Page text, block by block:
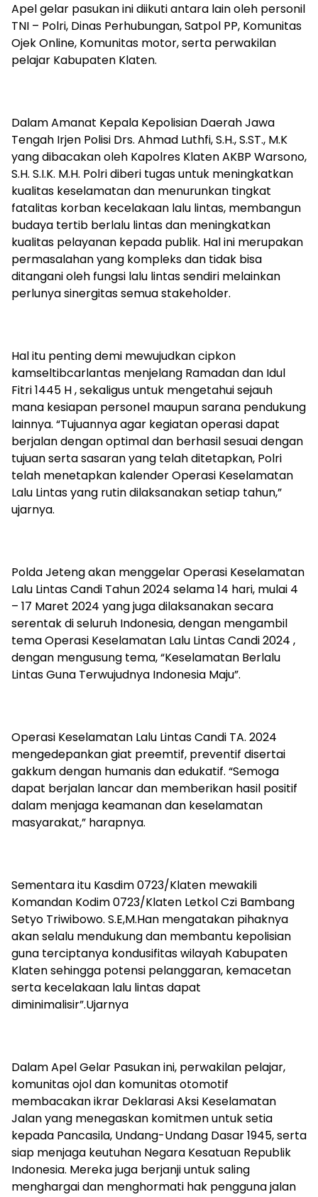
Apel gelar pasukan ini diikuti antara lain oleh personil
TNI – Polri, Dinas Perhubungan, Satpol PP, Komunitas
Ojek Online, Komunitas motor, serta perwakilan
pelajar Kabupaten Klaten.
Dalam Amanat Kepala Kepolisian Daerah Jawa
Tengah Irjen Polisi Drs. Ahmad Luthfi, S.H., S.ST., M.K
yang dibacakan oleh Kapolres Klaten AKBP Warsono,
S.H. S.I.K. M.H. Polri diberi tugas untuk meningkatkan
kualitas keselamatan dan menurunkan tingkat
fatalitas korban kecelakaan lalu lintas, membangun
budaya tertib berlalu lintas dan meningkatkan
kualitas pelayanan kepada publik. Hal ini merupakan
permasalahan yang kompleks dan tidak bisa
ditangani oleh fungsi lalu lintas sendiri melainkan
perlunya sinergitas semua stakeholder.
Hal itu penting demi mewujudkan cipkon
kamseltibcarlantas menjelang Ramadan dan Idul
Fitri 1445 H , sekaligus untuk mengetahui sejauh
mana kesiapan personel maupun sarana pendukung
lainnya. “Tujuannya agar kegiatan operasi dapat
berjalan dengan optimal dan berhasil sesuai dengan
tujuan serta sasaran yang telah ditetapkan, Polri
telah menetapkan kalender Operasi Keselamatan
Lalu Lintas yang rutin dilaksanakan setiap tahun,”
ujarnya.
Polda Jeteng akan menggelar Operasi Keselamatan
Lalu Lintas Candi Tahun 2024 selama 14 hari, mulai 4
– 17 Maret 2024 yang juga dilaksanakan secara
serentak di seluruh Indonesia, dengan mengambil
tema Operasi Keselamatan Lalu Lintas Candi 2024 ,
dengan mengusung tema, “Keselamatan Berlalu
Lintas Guna Terwujudnya Indonesia Maju”.
Operasi Keselamatan Lalu Lintas Candi TA. 2024
mengedepankan giat preemtif, preventif disertai
gakkum dengan humanis dan edukatif. “Semoga
dapat berjalan lancar dan memberikan hasil positif
dalam menjaga keamanan dan keselamatan
masyarakat,” harapnya.
Sementara itu Kasdim 0723/Klaten mewakili
Komandan Kodim 0723/Klaten Letkol Czi Bambang
Setyo Triwibowo. S.E,M.Han mengatakan pihaknya
akan selalu mendukung dan membantu kepolisian
guna terciptanya kondusifitas wilayah Kabupaten
Klaten sehingga potensi pelanggaran, kemacetan
serta kecelakaan lalu lintas dapat
diminimalisir”.Ujarnya
Dalam Apel Gelar Pasukan ini, perwakilan pelajar,
komunitas ojol dan komunitas otomotif
membacakan ikrar Deklarasi Aksi Keselamatan
Jalan yang menegaskan komitmen untuk setia
kepada Pancasila, Undang-Undang Dasar 1945, serta
siap menjaga keutuhan Negara Kesatuan Republik
Indonesia. Mereka juga berjanji untuk saling
menghargai dan menghormati hak pengguna jalan